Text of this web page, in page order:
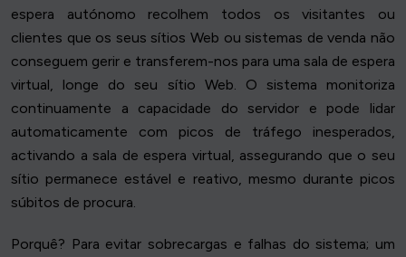
espera autónomo recolhem todos os visitantes ou
clientes que os seus sítios Web ou sistemas de venda não
conseguem gerir e transferem-nos para uma sala de espera
virtual, longe do seu sítio Web. O sistema monitoriza
continuamente a capacidade do servidor e pode lidar
automaticamente com picos de tráfego inesperados,
activando a sala de espera virtual, assegurando que o seu
sítio permanece estável e reativo, mesmo durante picos
súbitos de procura.
Porquê? Para evitar sobrecargas e falhas do sistema; um